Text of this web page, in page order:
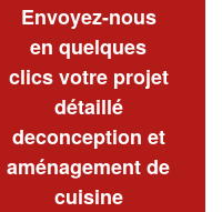
Envoyez-nous
en quelques
clics votre projet
détaillé
deconception et
aménagement de
cuisine